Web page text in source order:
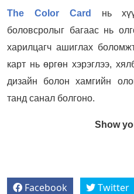
The Color Card
нь
боловсролыг багаас нь
харилцагч ашиглах
карт нь өргөн хэрэглээ,
дизайн болон хамгийн
танд санал болгоно.
Show
Facebook Twitter